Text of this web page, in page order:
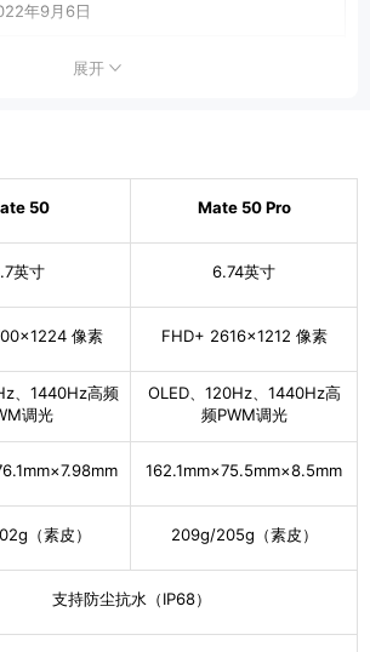
年9月6日
（曜金黑/冰霜银/流光紫），约205g（昆
显示屏幕
英寸
2616 x 1212 像素
系统与处理器
展开
50 Mate 50 Pro
英寸 6.74英寸
像素 FHD+ 2616×1212 像素
、1440Hz高频
调光
OLED、120Hz、1440Hz高
频PWM调光
162.1mm×75.5mm×8.5mm
（素皮） 209g/205g（素皮）
支持防尘抗水（IP68）